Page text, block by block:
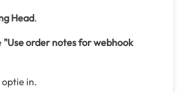
Head.
"Use order notes for webhook
optie in.